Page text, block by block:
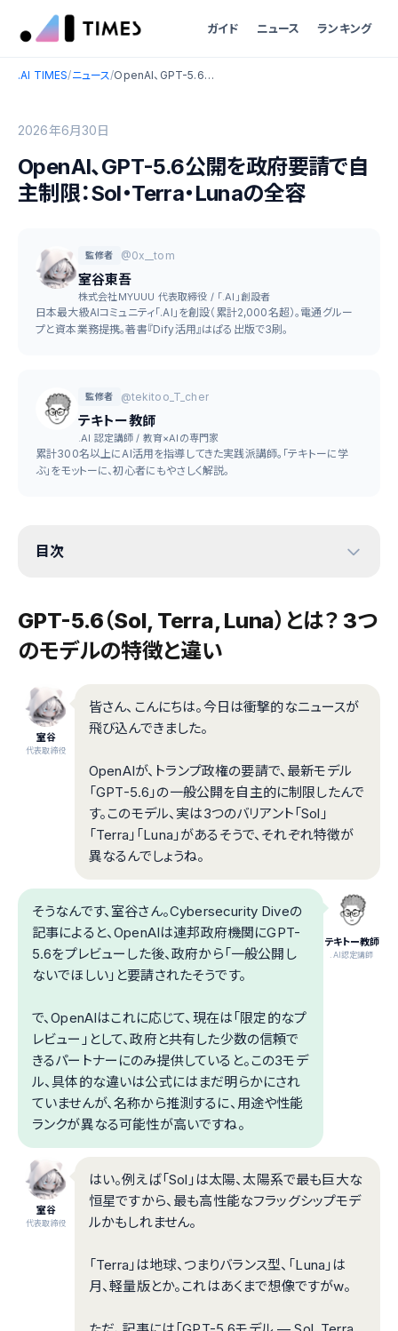
ガイド ニュース ランキング
.AI TIMES/ニュース/ OpenAI、GPT-5.6公開を政府要請で自主制限：Sol・Terra・Lunaの全容
2026年6月30日
OpenAI、GPT-5.6公開を政府要請で自
主制限：Sol・Terra・Lunaの全容
監修者 @0x__tom
室谷東吾
株式会社MYUUU 代表取締役 / 「.AI」創設者
日本最大級AIコミュニティ「.AI」を創設（累計2,000名超）。電通グルー
プと資本業務提携。著書『Dify活用』はぱる出版で3刷。
監修者 @tekitoo_T_cher
テキトー教師
.AI 認定講師 / 教育×AIの専門家
累計300名以上にAI活用を指導してきた実践派講師。「テキトーに学
ぶ」をモットーに、初心者にもやさしく解説。
目次
GPT-5.6（Sol, Terra, Luna）とは？ 3つ
のモデルの特徴と違い
室谷
代表取締役
皆さん、こんにちは。今日は衝撃的なニュースが
飛び込んできました。
OpenAIが、トランプ政権の要請で、最新モデル
「GPT-5.6」の一般公開を自主的に制限したんで
す。このモデル、実は3つのバリアント「Sol」
「Terra」「Luna」があるそうで、それぞれ特徴が
異なるんでしょうね。
テキトー教師
.AI認定講師
そうなんです、室谷さん。Cybersecurity Diveの
記事によると、OpenAIは連邦政府機関にGPT-
5.6をプレビューした後、政府から「一般公開し
ないでほしい」と要請されたそうです。
で、OpenAIはこれに応じて、現在は「限定的なプ
レビュー」として、政府と共有した少数の信頼で
きるパートナーにのみ提供していると。この3モデ
ル、具体的な違いは公式にはまだ明らかにされ
ていませんが、名称から推測するに、用途や性能
ランクが異なる可能性が高いですね。
室谷
代表取締役
はい。例えば「Sol」は太陽、太陽系で最も巨大な
恒星ですから、最も高性能なフラッグシップモデ
ルかもしれません。
「Terra」は地球、つまりバランス型、「Luna」は
月、軽量版とか。これはあくまで想像ですがw。